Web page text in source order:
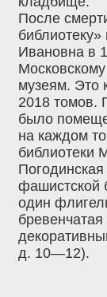
После
Ивановна в
музеям. Это
2018 томов.
было
на каждом
библиотеки
Погодинская
фашистской
один
д. 10—12).